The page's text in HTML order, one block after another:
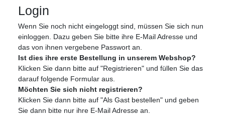
Login
Wenn Sie noch nicht eingeloggt sind, müssen Sie sich nun
einloggen. Dazu geben Sie bitte ihre E-Mail Adresse und
das von ihnen vergebene Passwort an.
Ist dies ihre erste Bestellung in unserem Webshop?
Klicken Sie dann bitte auf "Registrieren" und füllen Sie das
darauf folgende Formular aus.
Möchten Sie sich nicht registrieren?
Klicken Sie dann bitte auf "Als Gast bestellen" und geben
Sie dann bitte nur ihre E-Mail Adresse an.